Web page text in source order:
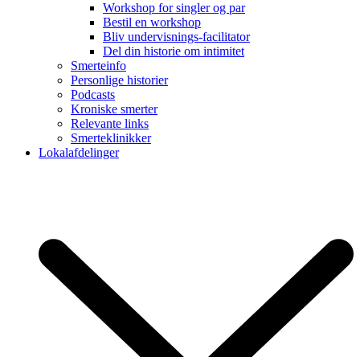
Workshop for singler og par
Bestil en workshop
Bliv undervisnings-facilitator
Del din historie om intimitet
Smerteinfo
Personlige historier
Podcasts
Kroniske smerter
Relevante links
Smerteklinikker
Lokalafdelinger